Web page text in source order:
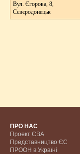
Вул. Єгорова, 8,
Сєвєродонецьк
ПРО НАС
Проект CBA
Представництво ЄС
ПРООН в Україні